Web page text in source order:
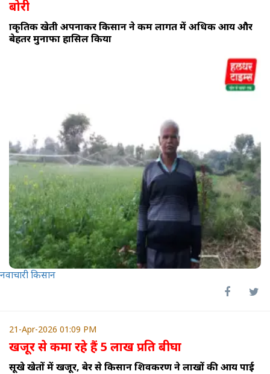
बोरी
प्राकृतिक खेती अपनाकर किसान ने कम लागत में अधिक आय और
बेहतर मुनाफा हासिल किया
नवाचारी किसान
21-Apr-2026 01:09 PM
खजूर से कमा रहे हैं 5 लाख प्रति बीघा
सूखे खेतों में खजूर, बेर से किसान शिवकरण ने लाखों की आय पाई